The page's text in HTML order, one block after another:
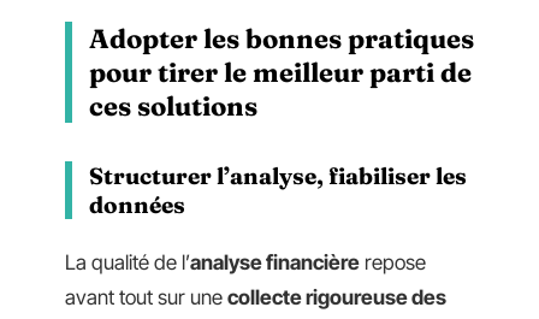
Adopter les bonnes pratiques
pour tirer le meilleur parti de
ces solutions
Structurer l’analyse, fiabiliser les
données
La qualité de l’analyse financière repose
avant tout sur une collecte rigoureuse des